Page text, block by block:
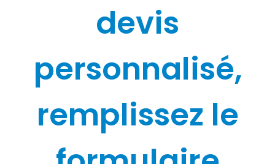
devis
personnalisé,
remplissez le